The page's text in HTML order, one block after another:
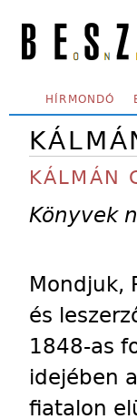
SECONDARY MENU
HÍRMONDÓ
KÁLMÁN
Könyvek
Mondjuk,
és
1848-as
idejében
fiatalon